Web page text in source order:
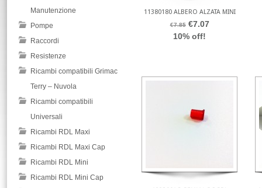
11380180 ALBERO ALZATA MINI
€7.85 €7.07
10% off!
Manutenzione
Pompe
Raccordi
Resistenze
Ricambi compatibili Grimac
Terry – Nuvola
Ricambi compatibili
Universali
Ricambi RDL Maxi
Ricambi RDL Maxi Cap
Ricambi RDL Mini
Ricambi RDL Mini Cap